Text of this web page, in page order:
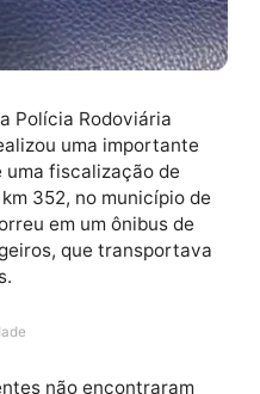
a Polícia Rodoviária
realizou uma importante
km 352, no município